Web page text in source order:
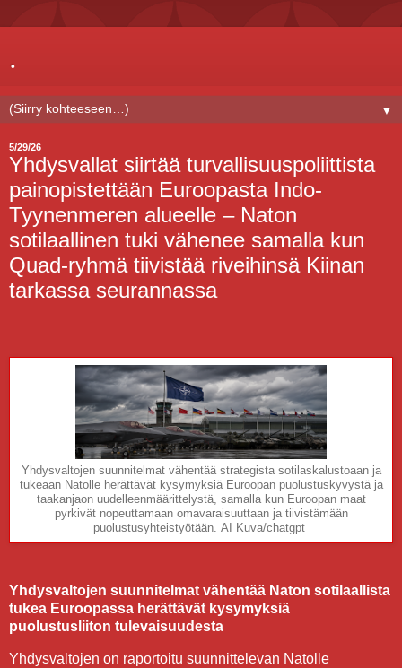
.
▼
5/29/26
Yhdysvallat siirtää turvallisuuspoliittista
painopistettään Euroopasta Indo-
Tyynenmeren alueelle – Naton
sotilaallinen tuki vähenee samalla kun
Quad-ryhmä tiivistää riveihinsä Kiinan
tarkassa seurannassa
Yhdysvaltojen suunnitelmat vähentää strategista sotilaskalustoaan ja
tukeaan Natolle herättävät kysymyksiä Euroopan puolustuskyvystä ja
taakanjaon uudelleenmäärittelystä, samalla kun Euroopan maat
pyrkivät nopeuttamaan omavaraisuuttaan ja tiivistämään
puolustusyhteistyötään. AI Kuva/chatgpt
Yhdysvaltojen suunnitelmat vähentää Naton sotilaallista
tukea Euroopassa herättävät kysymyksiä
puolustusliiton tulevaisuudesta
Yhdysvaltojen on raportoitu suunnittelevan Natolle